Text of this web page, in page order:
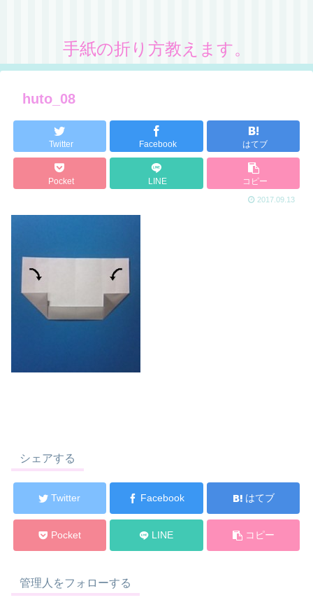
手紙の折り方教えます。
huto_08
Twitter Facebook はてブ
Pocket LINE コピー
2017.09.13
シェアする
Twitter Facebook はてブ
Pocket LINE コピー
管理人をフォローする